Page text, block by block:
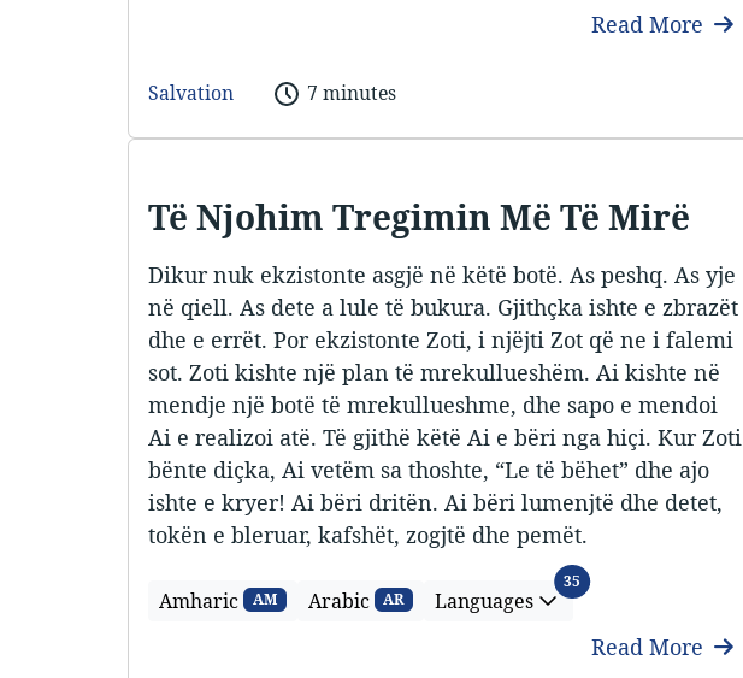
Read More
Salvation 7 minutes
Të Njohim Tregimin Më Të Mirë
Dikur nuk ekzistonte asgjë në këtë botë. As peshq. As yje
në qiell. As dete a lule të bukura. Gjithçka ishte e zbrazët
dhe e errët. Por ekzistonte Zoti, i njëjti Zot që ne i falemi
sot. Zoti kishte një plan të mrekullueshëm. Ai kishte në
mendje një botë të mrekullueshme, dhe sapo e mendoi
Ai e realizoi atë. Të gjithë këtë Ai e bëri nga hiçi. Kur Zoti
bënte diçka, Ai vetëm sa thoshte, “Le të bëhet” dhe ajo
ishte e kryer! Ai bëri dritën. Ai bëri lumenjtë dhe detet,
tokën e bleruar, kafshët, zogjtë dhe pemët.
Amharic AM Arabic AR Languages
35 Languages
Read More